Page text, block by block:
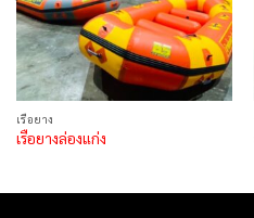
เรือยาง
เรือยางล่องแก่ง